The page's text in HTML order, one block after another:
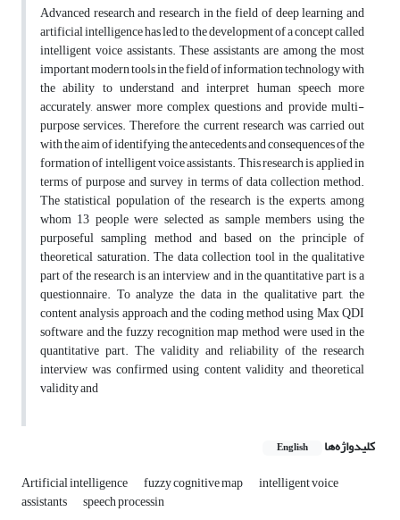
Advanced research and research in the field of deep learning and
artificial intelligence has led to the development of a concept called
intelligent voice assistants. These assistants are among the most
important modern tools in the field of information technology with
the ability to understand and interpret human speech more
accurately, answer more complex questions and provide multi-
purpose services. Therefore, the current research was carried out
with the aim of identifying the antecedents and consequences of the
formation of intelligent voice assistants. This research is applied in
terms of purpose and survey in terms of data collection method.
The statistical population of the research is the experts, among
whom 13 people were selected as sample members using the
purposeful sampling method and based on the principle of
theoretical saturation. The data collection tool in the qualitative
part of the research is an interview and in the quantitative part is a
questionnaire. To analyze the data in the qualitative part, the
content analysis approach and the coding method using Max QDI
software and the fuzzy recognition map method were used in the
quantitative part. The validity and reliability of the research
interview was confirmed using content validity and theoretical
validity and
کلیدواژه‌ها English
Artificial intelligence fuzzy cognitive map intelligent voice
assistants speech processin